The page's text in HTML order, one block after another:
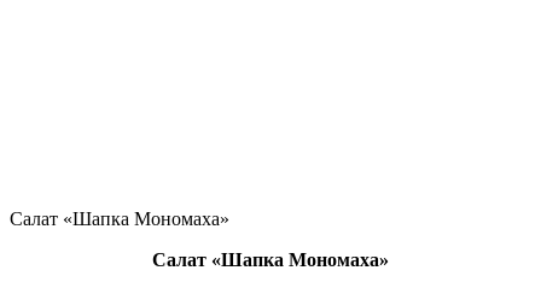
Салат «Шапка Мономаха»
Салат «Шапка Мономаха»